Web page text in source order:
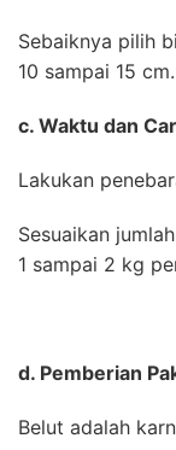
Sebaiknya pilih
10 sampai 15 cm.
c. Waktu dan
Lakukan
Sesuaikan
1 sampai 2 kg
d. Pemberian
Belut adalah